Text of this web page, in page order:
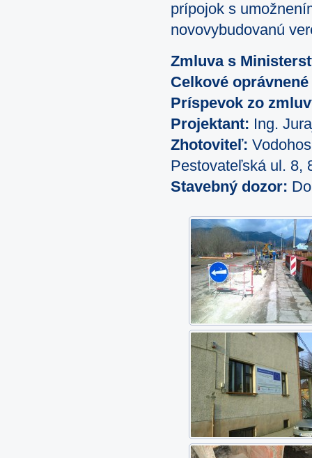
prípojok s
novovybudovanú
Zmluva s
Celkové
Príspevok zo
Projektant: Ing.
Zhotoviteľ:
Pestovateľská ul. 8,
Stavebný dozor: